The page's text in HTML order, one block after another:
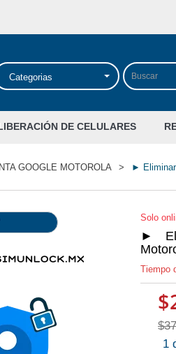
Categorias
DE CELULARES
GOOGLE MOTOROLA > ► Eliminar
Solo
►
Tiempo
1